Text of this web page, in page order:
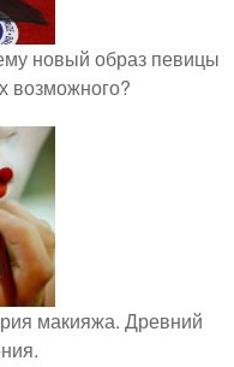
новый образ певицы
возможного?
макияжа. Древний